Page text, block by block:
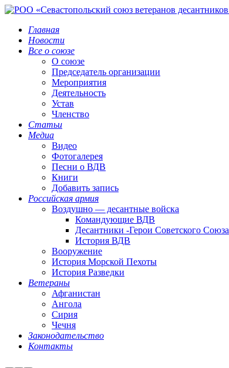
Главная
Новости
Все о союзе
О союзе
Председатель организации
Мероприятия
Деятельность
Устав
Членство
Статьи
Медиа
Видео
Фотогалерея
Песни о ВДВ
Книги
Добавить запись
Российская армия
Воздушно — десантные войска
Командующие ВДВ
Десантники -Герои Советского Союза
История ВДВ
Вооружение
История Морской Пехоты
История Разведки
Ветераны
Афганистан
Ангола
Сирия
Чечня
Законодательство
Контакты